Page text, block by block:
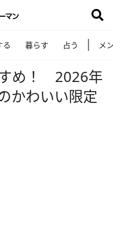
る 暮らす 占う メ
め！ 2026年
かわいい限定